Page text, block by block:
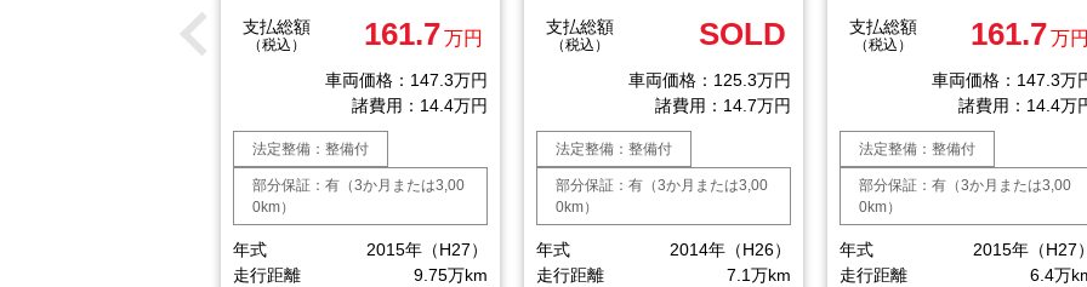
支払総額
（税込） 161.7万円
車両価格：147.3万円
諸費用：14.4万円
法定整備：整備付
部分保証：有（3か月または3,00
0km）
年式
2015年（H27）
走行距離
9.75万km
支払総額
（税込） SOLD
車両価格：125.3万円
諸費用：14.7万円
法定整備：整備付
部分保証：有（3か月または3,00
0km）
年式
2014年（H26）
走行距離
7.1万km
支払総額
（税込） 161.7万円
車両価格：147.3万
諸費用：14.4万
法定整備：整備付
部分保証：有（3か月または3,00
0km）
年式
2015年（H27）
走行距離
6.4万